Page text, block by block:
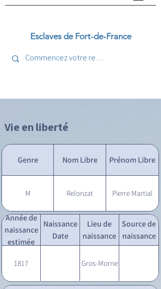
Esclaves de Fort-de-France
Vie en liberté
Genre Nom Libre Prénom Libre
M Relonzat Pierre Martial
Année de
naissance
estimée
Naissance
Date
Lieu de
naissance
Source de
naissance
1817 Gros-Morne